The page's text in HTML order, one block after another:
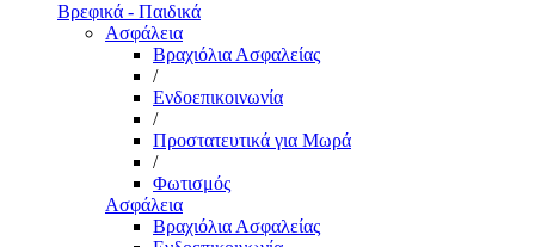
Βρεφικά - Παιδικά
Ασφάλεια
Βραχιόλια Ασφαλείας
/
Ενδοεπικοινωνία
/
Προστατευτικά για Μωρά
/
Φωτισμός
Ασφάλεια
Βραχιόλια Ασφαλείας